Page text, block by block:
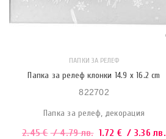
ПАПКИ ЗА РЕЛЕФ
Папка за релеф клонки 14.9 x 16.2 cm
822702
Папка за релеф, декорация
2.45€ / 4.79 лв. 1.72 € / 3.36 лв.